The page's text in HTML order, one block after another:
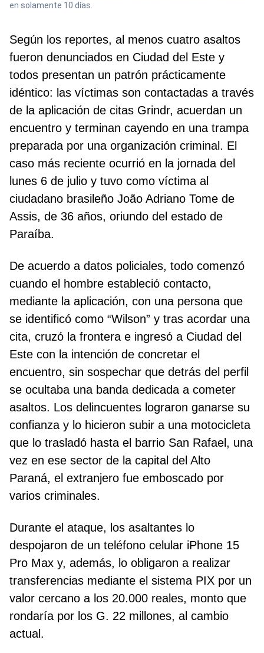
en solamente 10 días.
Según los reportes, al menos cuatro asaltos
fueron denunciados en Ciudad del Este y
todos presentan un patrón prácticamente
idéntico: las víctimas son contactadas a través
de la aplicación de citas Grindr, acuerdan un
encuentro y terminan cayendo en una trampa
preparada por una organización criminal. El
caso más reciente ocurrió en la jornada del
lunes 6 de julio y tuvo como víctima al
ciudadano brasileño João Adriano Tome de
Assis, de 36 años, oriundo del estado de
Paraíba.
De acuerdo a datos policiales, todo comenzó
cuando el hombre estableció contacto,
mediante la aplicación, con una persona que
se identificó como “Wilson” y tras acordar una
cita, cruzó la frontera e ingresó a Ciudad del
Este con la intención de concretar el
encuentro, sin sospechar que detrás del perfil
se ocultaba una banda dedicada a cometer
asaltos. Los delincuentes lograron ganarse su
confianza y lo hicieron subir a una motocicleta
que lo trasladó hasta el barrio San Rafael, una
vez en ese sector de la capital del Alto
Paraná, el extranjero fue emboscado por
varios criminales.
Durante el ataque, los asaltantes lo
despojaron de un teléfono celular iPhone 15
Pro Max y, además, lo obligaron a realizar
transferencias mediante el sistema PIX por un
valor cercano a los 20.000 reales, monto que
rondaría por los G. 22 millones, al cambio
actual.